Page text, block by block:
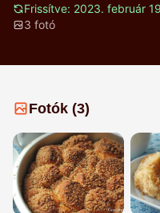
Frissítve: 2023. február
3 fotó
Fotók (3)